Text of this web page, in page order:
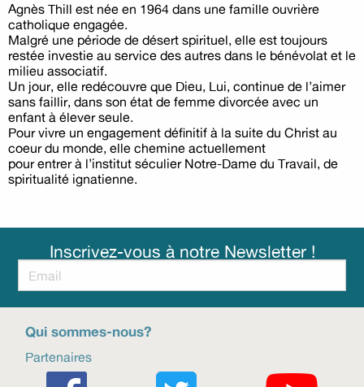
Agnès Thill est née en 1964 dans une famille ouvrière
catholique engagée.
Malgré une période de désert spirituel, elle est toujours
restée investie au service des autres dans le bénévolat et le
milieu associatif.
Un jour, elle redécouvre que Dieu, Lui, continue de l’aimer
sans faillir, dans son état de femme divorcée avec un
enfant à élever seule.
Pour vivre un engagement définitif à la suite du Christ au
coeur du monde, elle chemine actuellement
pour entrer à l’institut séculier Notre-Dame du Travail, de
spiritualité ignatienne.
Inscrivez-vous à notre Newsletter !
Qui sommes-nous?
Partenaires